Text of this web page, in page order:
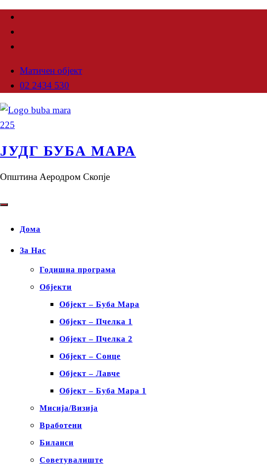
Матичен објект
02 2434 530
ЈУДГ БУБА МАРА
Општина Аеродром Скопје
Дома
За Нас
Годишна програма
Објекти
Објект – Буба Мара
Објект – Пчелка 1
Објект – Пчелка 2
Објект – Сонце
Објект – Лавче
Објект – Буба Мара 1
Мисија/Визија
Вработени
Биланси
Советувалиште